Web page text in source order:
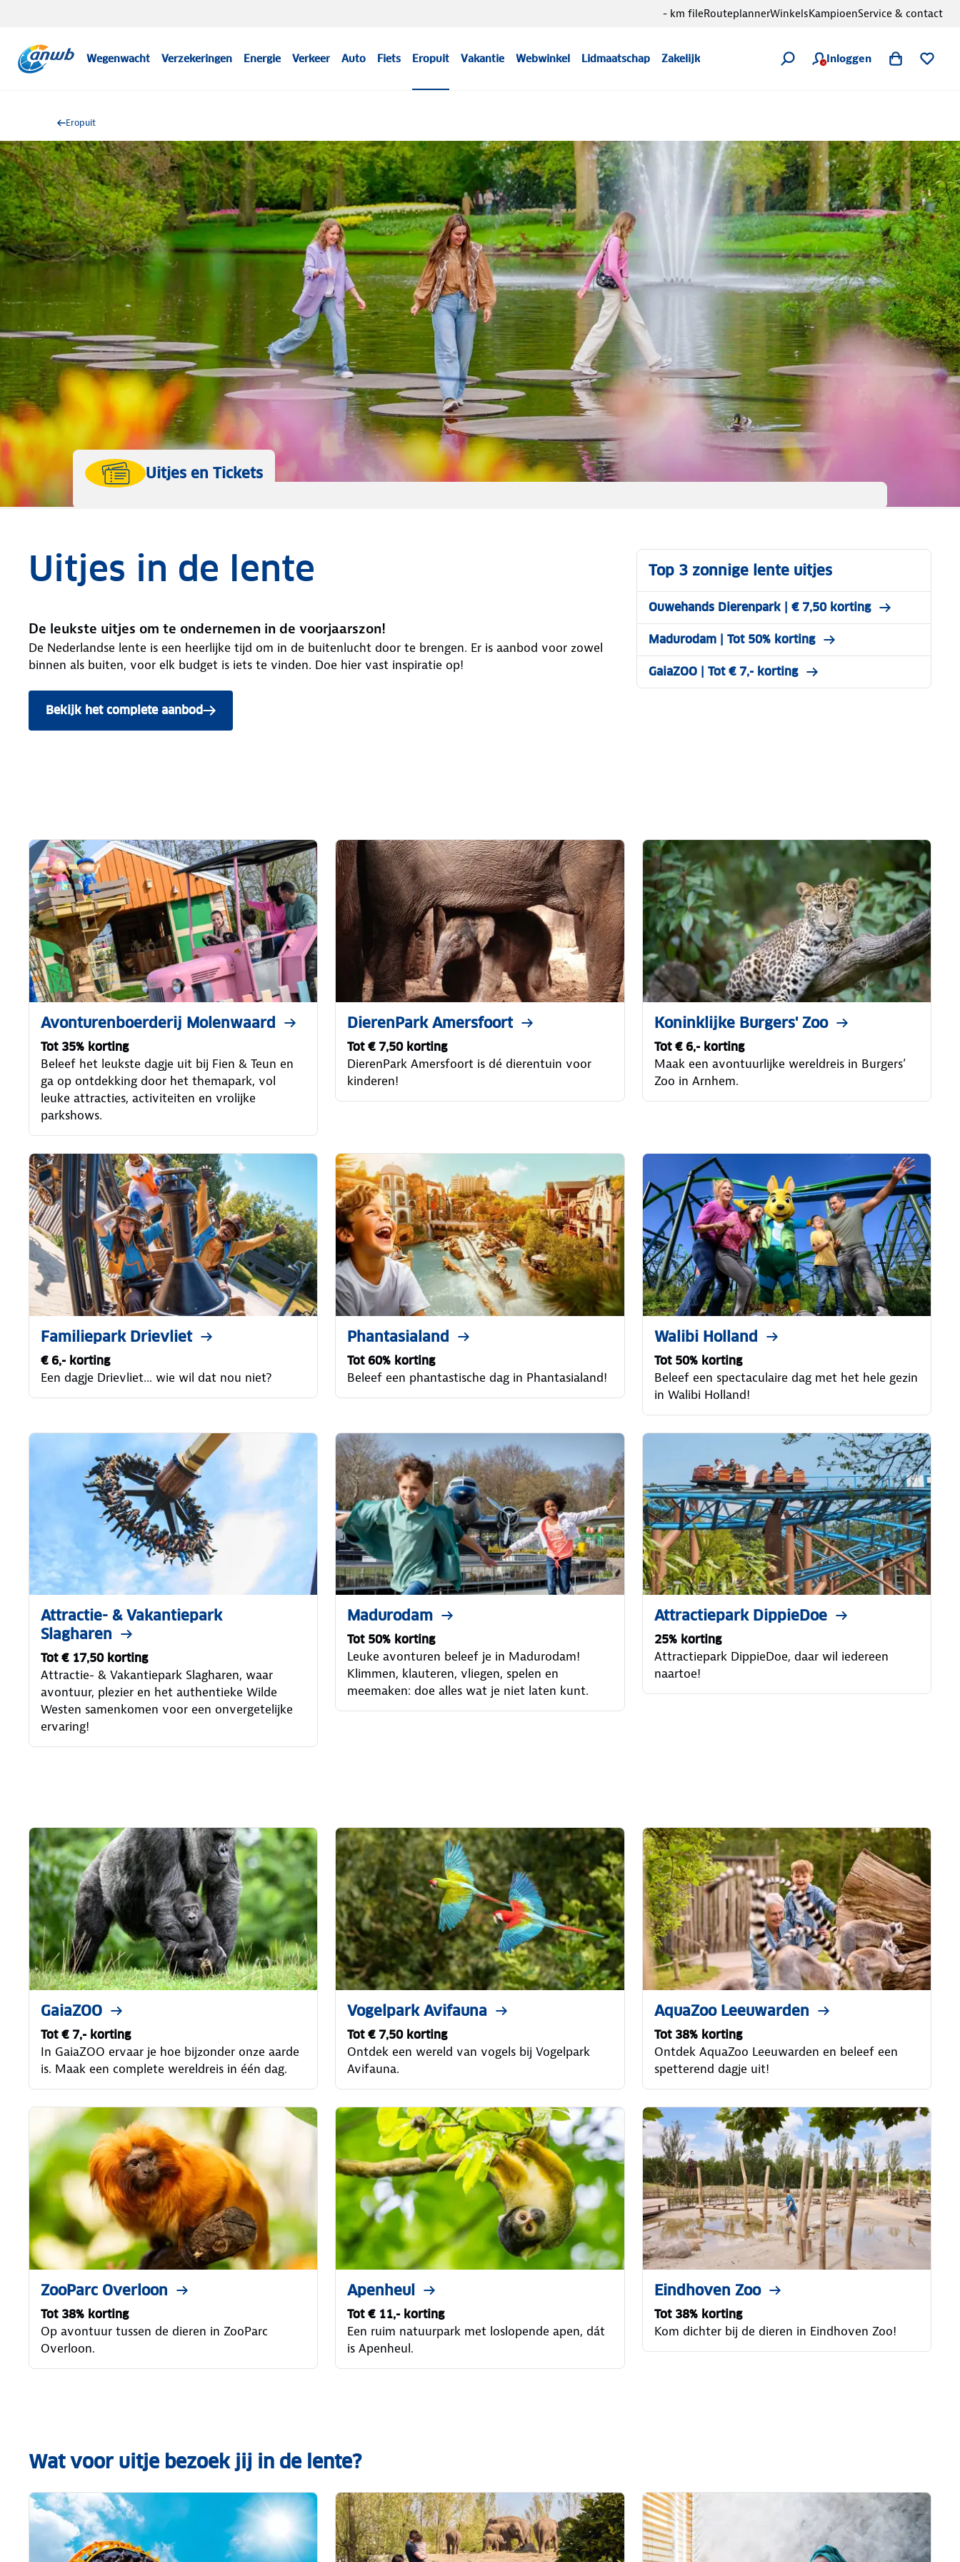
Wegenwacht Verzekeringen Energie Verkeer Auto Fiets Eropuit Vakantie Webwinkel Lidmaatschap Zakelijk Inloggen
- km fileRouteplannerWinkelsKampioenService & contact
Eropuit
Uitjes en Tickets
Uitjes in de lente
De leukste uitjes om te ondernemen in de voorjaarszon!
De Nederlandse lente is een heerlijke tijd om in de buitenlucht door te brengen. Er is aanbod voor zowel
binnen als buiten, voor elk budget is iets te vinden. Doe hier vast inspiratie op!
Bekijk het complete aanbod
Top 3 zonnige lente uitjes
Ouwehands Dierenpark | € 7,50 korting
Madurodam | Tot 50% korting
GaiaZOO | Tot € 7,- korting
Avonturenboerderij Molenwaard
Tot 35% korting
Beleef het leukste dagje uit bij Fien & Teun en
ga op ontdekking door het themapark, vol
leuke attracties, activiteiten en vrolijke
parkshows.
DierenPark Amersfoort
Tot € 7,50 korting
DierenPark Amersfoort is dé dierentuin voor
kinderen!
Koninklijke Burgers' Zoo
Tot € 6,- korting
Maak een avontuurlijke wereldreis in Burgers’
Zoo in Arnhem.
Familiepark Drievliet
€ 6,- korting
Een dagje Drievliet... wie wil dat nou niet?
Phantasialand
Tot 60% korting
Beleef een phantastische dag in Phantasialand!
Walibi Holland
Tot 50% korting
Beleef een spectaculaire dag met het hele gezin
in Walibi Holland!
Attractie- & Vakantiepark
Slagharen
Tot € 17,50 korting
Attractie- & Vakantiepark Slagharen, waar
avontuur, plezier en het authentieke Wilde
Westen samenkomen voor een onvergetelijke
ervaring!
Madurodam
Tot 50% korting
Leuke avonturen beleef je in Madurodam!
Klimmen, klauteren, vliegen, spelen en
meemaken: doe alles wat je niet laten kunt.
Attractiepark DippieDoe
25% korting
Attractiepark DippieDoe, daar wil iedereen
naartoe!
GaiaZOO
Tot € 7,- korting
In GaiaZOO ervaar je hoe bijzonder onze aarde
is. Maak een complete wereldreis in één dag.
Vogelpark Avifauna
Tot € 7,50 korting
Ontdek een wereld van vogels bij Vogelpark
Avifauna.
AquaZoo Leeuwarden
Tot 38% korting
Ontdek AquaZoo Leeuwarden en beleef een
spetterend dagje uit!
ZooParc Overloon
Tot 38% korting
Op avontuur tussen de dieren in ZooParc
Overloon.
Apenheul
Tot € 11,- korting
Een ruim natuurpark met loslopende apen, dát
is Apenheul.
Eindhoven Zoo
Tot 38% korting
Kom dichter bij de dieren in Eindhoven Zoo!
Wat voor uitje bezoek jij in de lente?